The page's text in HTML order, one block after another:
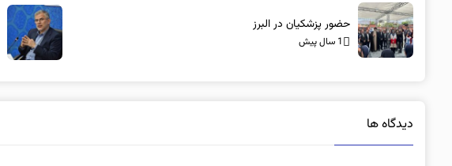
حضور پزشکیان در البرز
1 سال پیش
دیدگاه ها